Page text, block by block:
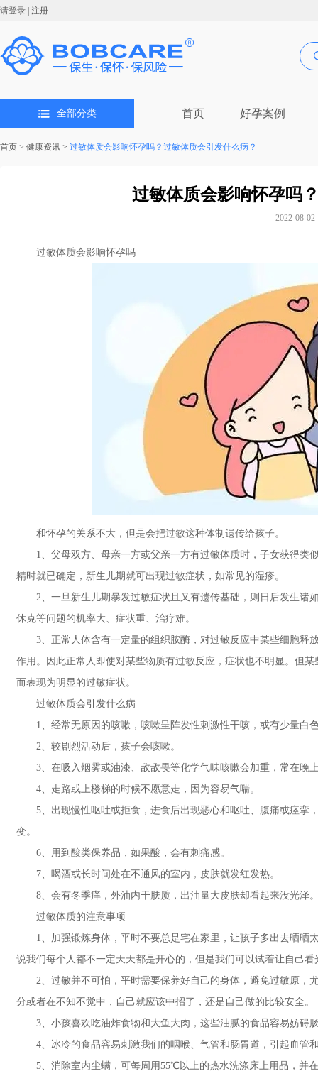
请登录 | 注册
全部分类 首页 好孕案例
首页 > 健康资讯 > 过敏体质会影响怀孕吗？过敏体质会引发什么病？
过敏体质会影响怀孕吗
2022-08-02
过敏体质会影响怀孕吗
和怀孕的关系不大，但是会把过敏这种体制遗传给孩子。
1、父母双方、母亲一方或父亲一方有过敏体质时，子女获得类
精时就已确定，新生儿期就可出现过敏症状，如常见的湿疹。
2、一旦新生儿期暴发过敏症状且又有遗传基础，则日后发生诸
休克等问题的机率大、症状重、治疗难。
3、正常人体含有一定量的组织胺酶，对过敏反应中某些细胞释
作用。因此正常人即使对某些物质有过敏反应，症状也不明显。但
而表现为明显的过敏症状。
过敏体质会引发什么病
1、经常无原因的咳嗽，咳嗽呈阵发性刺激性干咳，或有少量白
2、较剧烈活动后，孩子会咳嗽。
3、在吸入烟雾或油漆、敌敌畏等化学气味咳嗽会加重，常在晚
4、走路或上楼梯的时候不愿意走，因为容易气喘。
5、出现慢性呕吐或拒食，进食后出现恶心和呕吐、腹痛或痉挛
变。
6、用到酸类保养品，如果酸，会有刺痛感。
7、喝酒或长时间处在不通风的室内，皮肤就发红发热。
8、会有冬季痒，外油内干肤质，出油量大皮肤却看起来没光泽
过敏体质的注意事项
1、加强锻炼身体，平时不要总是宅在家里，让孩子多出去晒晒
说我们每个人都不一定天天都是开心的，但是我们可以试着让自己
2、过敏并不可怕，平时需要保养好自己的身体，避免过敏原，
分或者在不知不觉中，自己就应该中招了，还是自己做的比较安全。
3、小孩喜欢吃油炸食物和大鱼大肉，这些油腻的食品容易妨碍
4、冰冷的食品容易刺激我们的咽喉、气管和肠胃道，引起血管
5、消除室内尘螨，可每周用55℃以上的热水洗涤床上用品，并